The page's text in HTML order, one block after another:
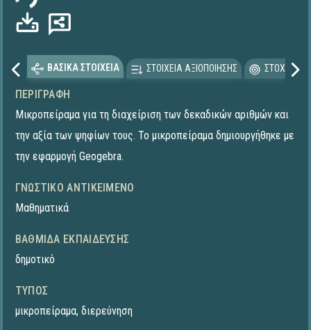
ΒΑΣΙΚΑ ΣΤΟΙΧΕΙΑ ΣΤΟΙΧΕΙΑ ΑΞΙΟΠΟΙΗΣΗΣ
ΠΕΡΙΓΡΑΦΉ
Μικροπείραμα για τη διαχείριση των δεκαδικών αριθμών και
την αξία των ψηφίων τους. Το μικροπείραμα δημιουργήθηκε με
την εφαρμογή Geogebra.
ΓΝΩΣΤΙΚΌ ΑΝΤΙΚΕΊΜΕΝΟ
Μαθηματικά
ΒΑΘΜΊΔΑ ΕΚΠΑΊΔΕΥΣΗΣ
δημοτικό
ΤΎΠΟΣ
μικροπείραμα, διερεύνηση